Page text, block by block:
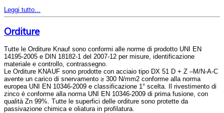
Leggi tutto...
Orditure
Tutte le Orditure Knauf sono conformi alle norme di prodotto UNI EN
14195-2005 e DIN 18182-1 del 2007-12 per misure, identificazione
materiale e controllo, contrassegno.
Le Orditure KNAUF sono prodotte con acciaio tipo DX 51 D + Z –M/N-A-C
avente un carico di snervamento ≥ 300 N/mm2 conforme alla norma
europea UNI EN 10346-2009 e classificazione 1° scelta. Il rivestimento di
zinco è conforme alla norma UNI EN 10346-2009 di prima fusione, con
qualità Zn 99%. Tutte le superfici delle orditure sono protette da
passivazione chimica e oliatura in profilatura.